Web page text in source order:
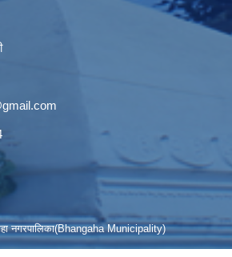
नगरपालिका(Bhangaha Municipality)